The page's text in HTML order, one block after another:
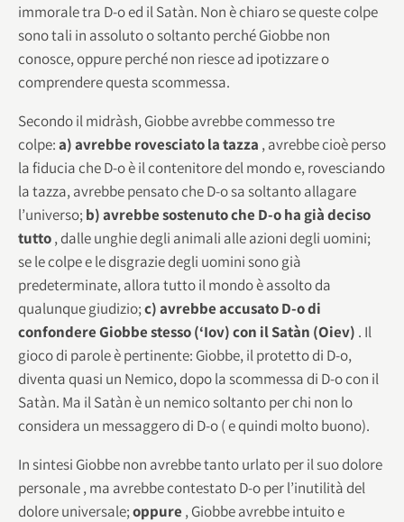
immorale tra D-o ed il Satàn. Non è chiaro se queste colpe
sono tali in assoluto o soltanto perché Giobbe non
conosce, oppure perché non riesce ad ipotizzare o
comprendere questa scommessa.
Secondo il midràsh, Giobbe avrebbe commesso tre
colpe:a) avrebbe rovesciato la tazza , avrebbe cioè perso
la fiducia che D-o è il contenitore del mondo e, rovesciando
la tazza, avrebbe pensato che D-o sa soltanto allagare
l’universo;b) avrebbe sostenuto che D-o ha già deciso
tutto, dalle unghie degli animali alle azioni degli uomini;
se le colpe e le disgrazie degli uomini sono già
predeterminate, allora tutto il mondo è assolto da
qualunque giudizio;c) avrebbe accusato D-o di
confondere Giobbe stesso (‘Iov) con il Satàn (Oiev) . Il
gioco di parole è pertinente: Giobbe, il protetto di D-o,
diventa quasi un Nemico, dopo la scommessa di D-o con il
Satàn. Ma il Satàn è un nemico soltanto per chi non lo
considera un messaggero di D-o ( e quindi molto buono).
In sintesi Giobbe non avrebbe tanto urlato per il suo dolore
personale , ma avrebbe contestato D-o per l’inutilità del
dolore universale;oppure , Giobbe avrebbe intuito e